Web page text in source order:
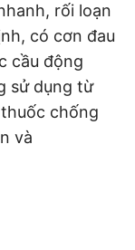
rối loạn
có cơn đau
cầu động
sử dụng từ
chống
và